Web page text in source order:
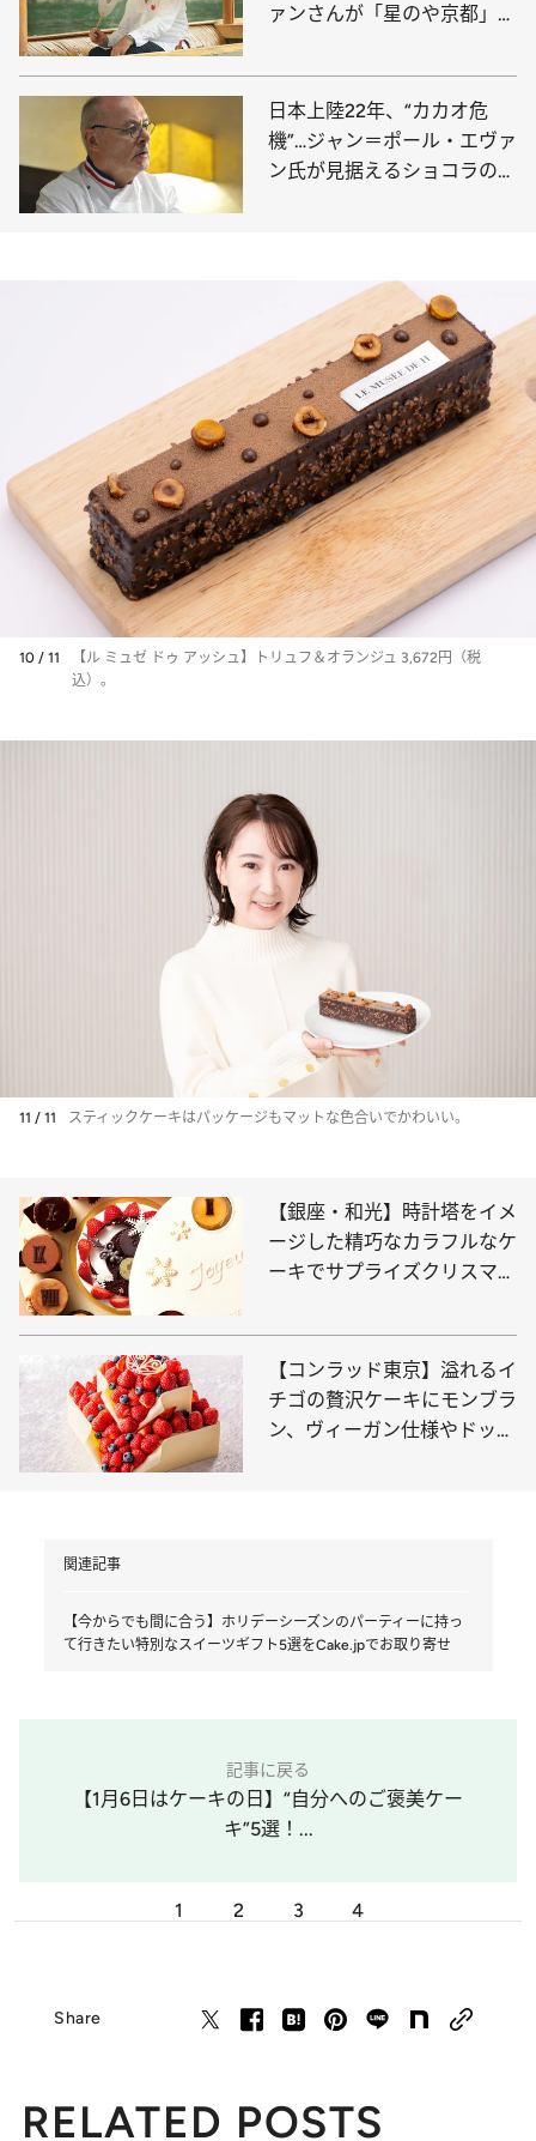
ァンさんが「星のや京都」で
日本上陸22年、“カカオ危
機”…ジャン＝ポール・エヴァ
ン氏が見据えるショコラの未
10 / 11
【ル ミュゼ ドゥ アッシュ】トリュフ＆オランジュ 3,672円（税
込）。
11 / 11 スティックケーキはパッケージもマットな色合いでかわいい。
【銀座・和光】時計塔をイメ
ージした精巧なカラフルなケ
ーキでサプライズクリスマ
【コンラッド東京】溢れるイ
チゴの贅沢ケーキにモンブラ
ン、ヴィーガン仕様やドッグ
関連記事
【今からでも間に合う】ホリデーシーズンのパーティーに持っ
て行きたい特別なスイーツギフト5選をCake.jpでお取り寄せ
記事に戻る
【1月6日はケーキの日】“自分へのご褒美ケー
キ”5選！...
1 2 3 4
Share
RELATED POSTS